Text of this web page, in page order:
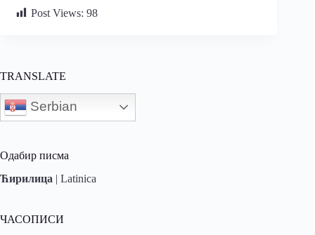
Post Views: 98
TRANSLATE
Serbian
Одабир писма
Ћирилица | Latinica
ЧАСОПИСИ